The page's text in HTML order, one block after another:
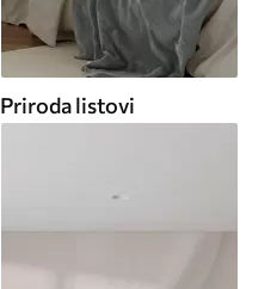
Priroda listovi